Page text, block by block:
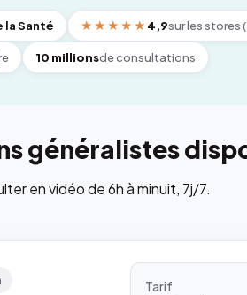
la Santé ★★★★★ 4,9sur les stores
10 millionsde consultations
généralistes
en vidéo de 6h à minuit, 7j/7.
Tarif